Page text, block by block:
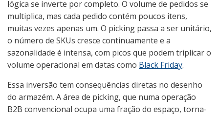
lógica se inverte por completo. O volume de pedidos se
multiplica, mas cada pedido contém poucos itens,
muitas vezes apenas um. O picking passa a ser unitário,
o número de SKUs cresce continuamente e a
sazonalidade é intensa, com picos que podem triplicar o
volume operacional em datas como Black Friday.
Essa inversão tem consequências diretas no desenho
do armazém. A área de picking, que numa operação
B2B convencional ocupa uma fração do espaço, torna-